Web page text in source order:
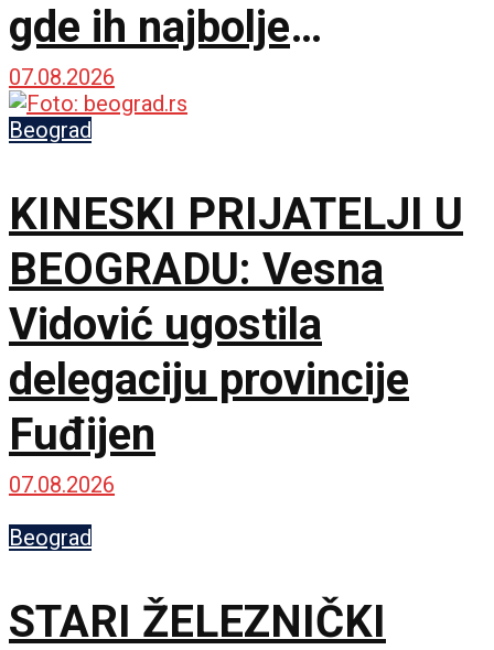
gde ih najbolje
posmatrati
07.08.2026
Beograd
KINESKI PRIJATELJI U
BEOGRADU: Vesna
Vidović ugostila
delegaciju provincije
Fuđijen
07.08.2026
Beograd
STARI ŽELEZNIČKI